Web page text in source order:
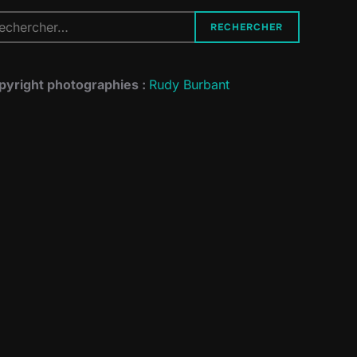
:
RECHERCHER
photographies : Rudy Burbant